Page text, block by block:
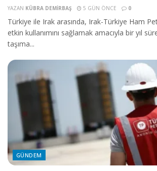
YAZAN KÜBRA DEMIRBAŞ 5 GÜN ÖNCE 0
Türkiye ile Irak arasında, Irak-Türkiye Ham
etkin kullanımını sağlamak amacıyla bir yıl
taşıma...
GÜNDEM